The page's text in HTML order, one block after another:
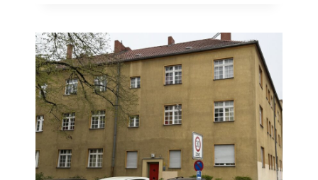
GROSSZÜGIGE 2
-Z
IMMER-W
OHNUNG I
M H
ERZLICHEN L
ICHTENBERG“